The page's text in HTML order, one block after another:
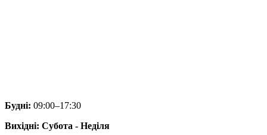
Будні: 09:00–17:30
Вихідні: Субота - Неділя